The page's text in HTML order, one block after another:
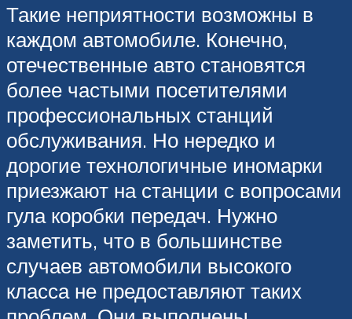
Такие неприятности возможны в
каждом автомобиле. Конечно,
отечественные авто становятся
более частыми посетителями
профессиональных станций
обслуживания. Но нередко и
дорогие технологичные иномарки
приезжают на станции с вопросами
гула коробки передач. Нужно
заметить, что в большинстве
случаев автомобили высокого
класса не предоставляют таких